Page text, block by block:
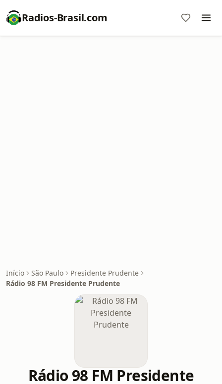
Radios-Brasil.com
Início São Paulo
Presidente Prudente
Rádio 98 FM Presidente Prudente
Rádio 98 FM Presidente